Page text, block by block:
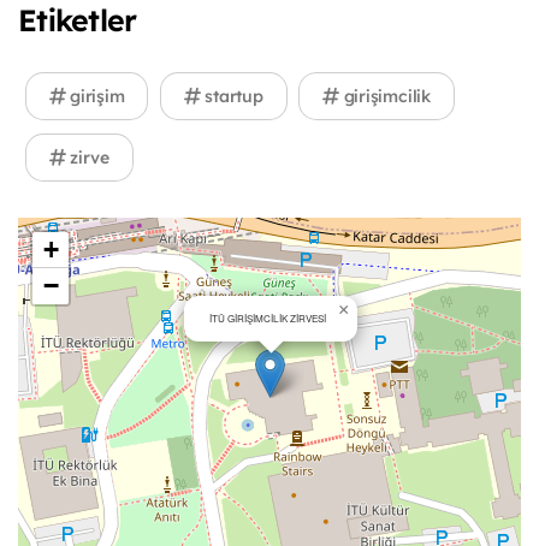
Etiketler
girişim startup girişimcilik
zirve
İTÜ GİRİŞİMCİLİK ZİRVESİ ×
+
−